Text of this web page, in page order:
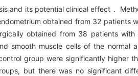
and its potential clinical effect．
obtained from 32 patients
obtained from 38 patients with
smooth muscle cells of the normal
group were significantly higher
but there was no significant